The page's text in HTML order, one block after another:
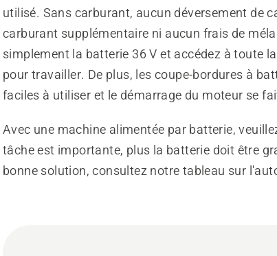
utilisé. Sans carburant, aucun déversement de
carburant supplémentaire ni aucun frais de
simplement la batterie 36 V et accédez à toute
pour travailler. De plus, les coupe-bordures à
faciles à utiliser et le démarrage du moteur se
Avec une machine alimentée par batterie,
tâche est importante, plus la batterie doit être
bonne solution, consultez notre tableau sur